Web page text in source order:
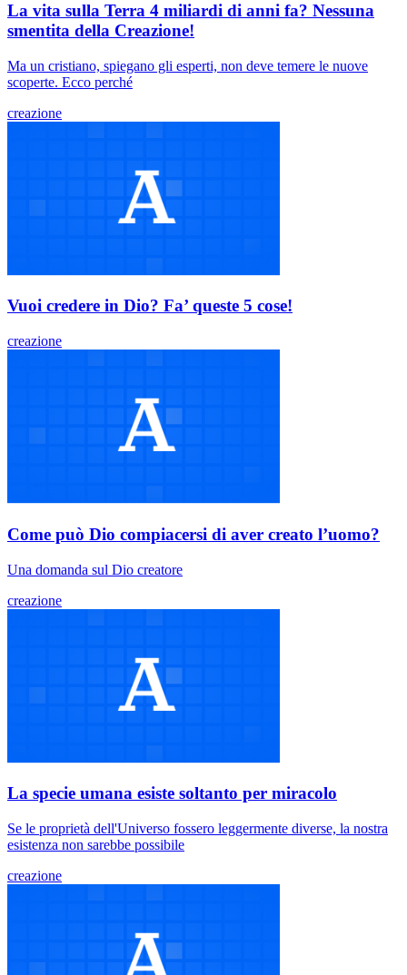
La vita sulla Terra 4 miliardi di anni fa? Nessuna
smentita della Creazione!
Ma un cristiano, spiegano gli esperti, non deve temere le nuove
scoperte. Ecco perché
creazione
Vuoi credere in Dio? Fa’ queste 5 cose!
creazione
Come può Dio compiacersi di aver creato l’uomo?
Una domanda sul Dio creatore
creazione
La specie umana esiste soltanto per miracolo
Se le proprietà dell'Universo fossero leggermente diverse, la nostra
esistenza non sarebbe possibile
creazione